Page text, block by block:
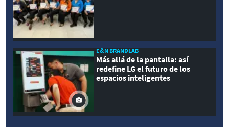
E&N BRANDLAB
Más allá de la pantalla: así
redefine LG el futuro de los
espacios inteligentes